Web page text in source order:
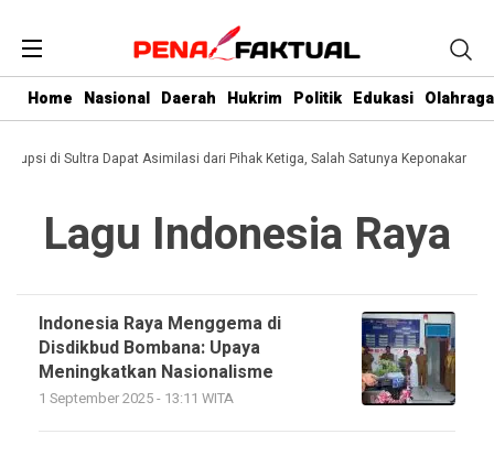
Home Nasional Daerah Hukrim Politik Edukasi Olahraga
di Sultra Dapat Asimilasi dari Pihak Ketiga, Salah Satunya Keponakan
Lagu Indonesia Raya
Indonesia Raya Menggema di
Disdikbud Bombana: Upaya
Meningkatkan Nasionalisme
1 September 2025 - 13:11 WITA